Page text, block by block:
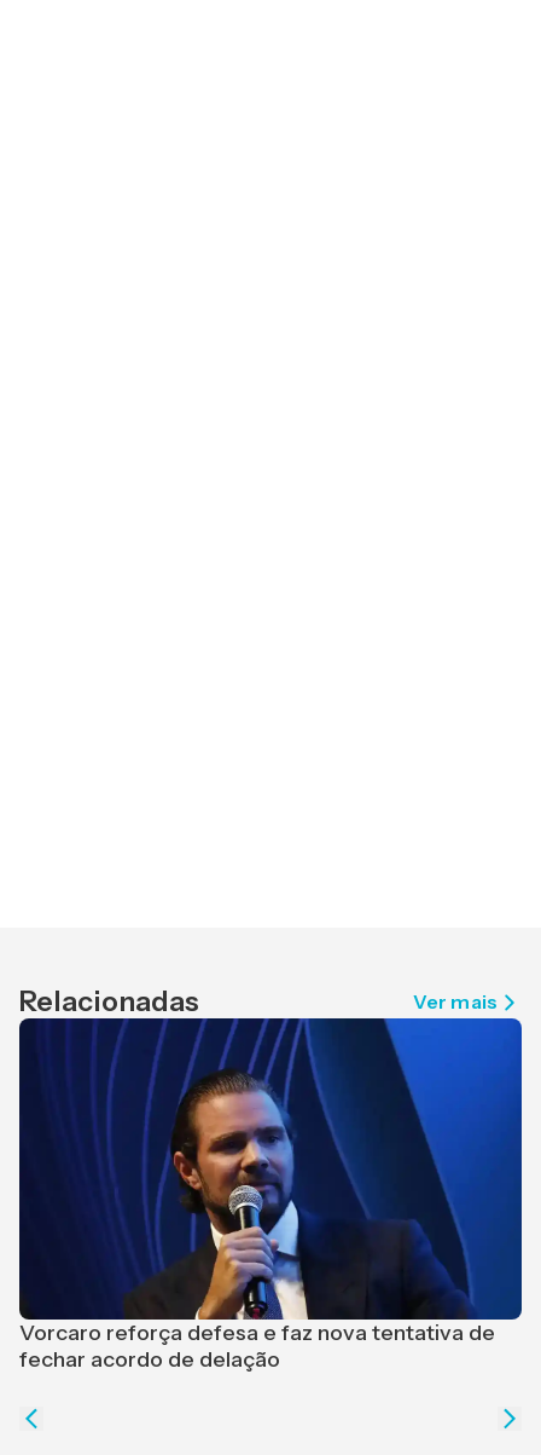
Relacionadas Ver mais
Vorcaro reforça defesa e faz nova tentativa de
fechar acordo de delação